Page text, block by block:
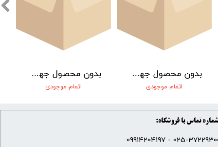
بدون محصول جهت نمایش
اتمام موجودی
بدون محصول جهت نمایش
اتمام موجودی
شماره تماس با فروشگاه:
025-37229300 -